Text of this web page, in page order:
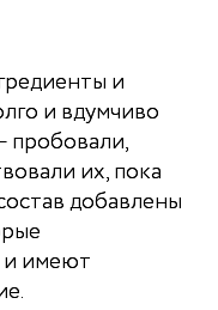
и
и вдумчиво
пробовали,
их, пока
добавлены
и имеют